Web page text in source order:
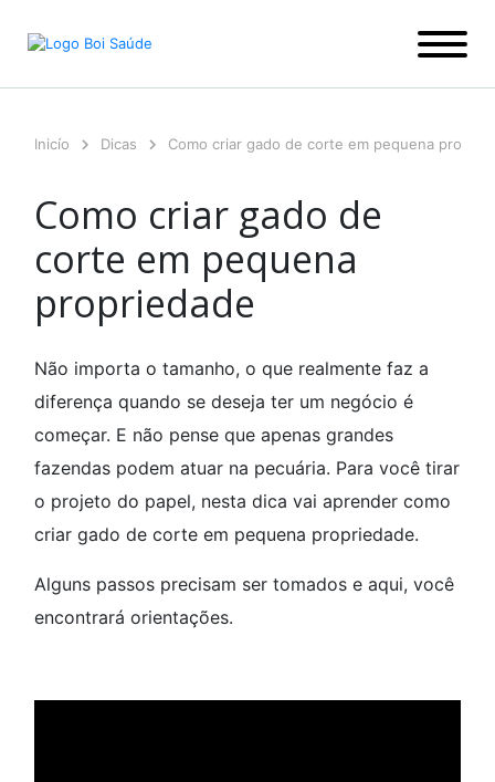
para
Inicío Dicas Como criar gado de corte em pequena
Como criar gado de
corte em pequena
propriedade
Não importa o tamanho, o que realmente faz a
diferença quando se deseja ter um negócio é
começar. E não pense que apenas grandes
fazendas podem atuar na pecuária. Para você tirar
o projeto do papel, nesta dica vai aprender como
criar gado de corte em pequena propriedade.
Alguns passos precisam ser tomados e aqui, você
encontrará orientações.